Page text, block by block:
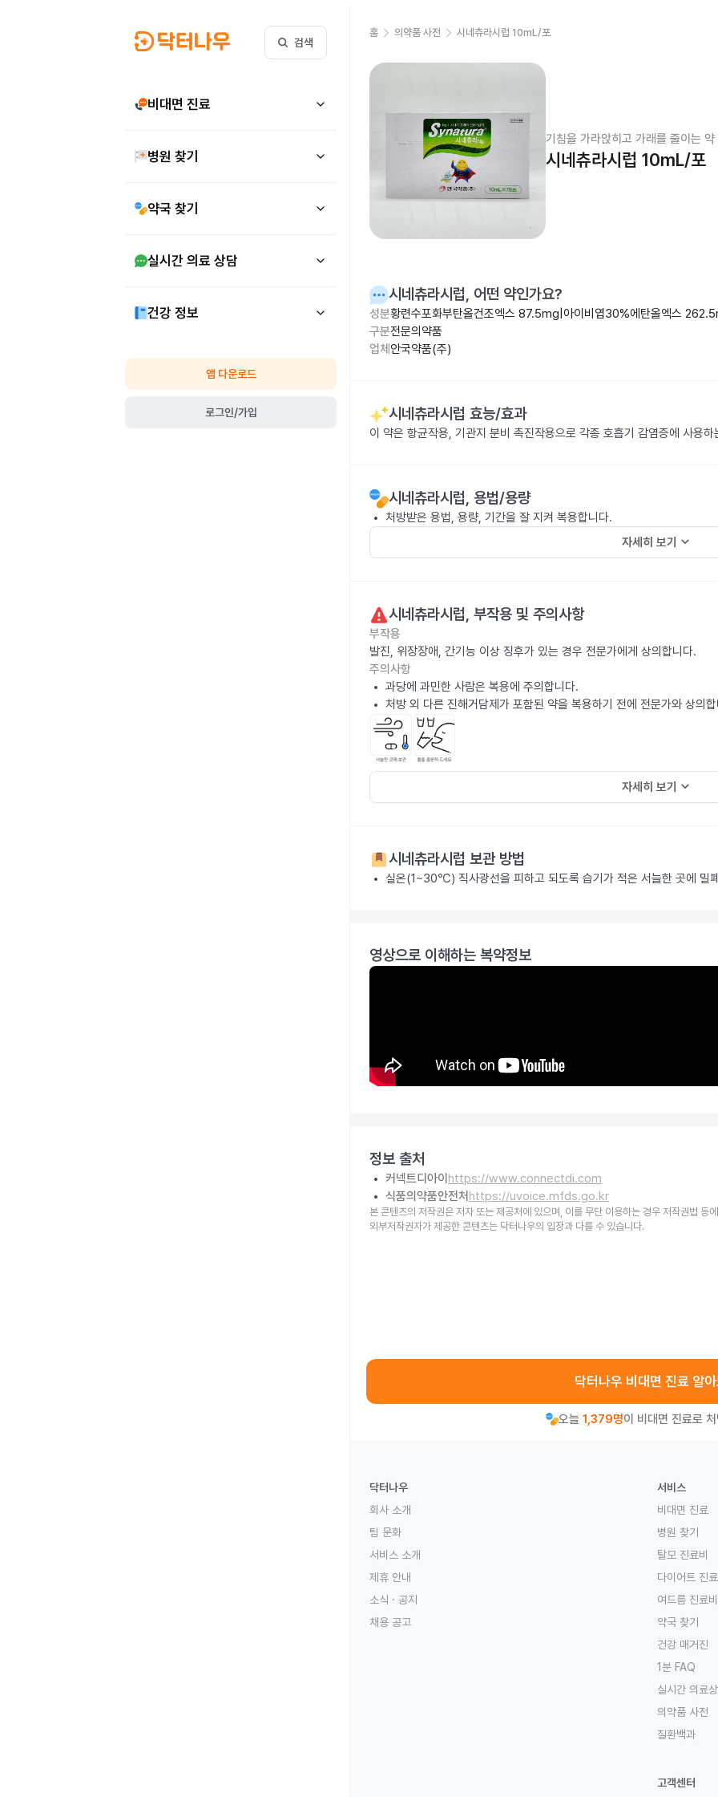
검색
비대면 진료
병원 찾기
약국 찾기
실시간 의료 상담
건강 정보
앱 다운로드
로그인/가입
홈 의약품 사전 시네츄라시럽 10mL/포
기침을 가라앉히고 가래를 줄이는 약
시네츄라시럽 10mL/포
시네츄라시럽, 어떤 약인가요?
성분황련수포화부탄올건조엑스 87.5mg|아이비엽30%에탄올엑스
구분전문의약품
업체 안국약품(주)
시네츄라시럽 효능/효과
이 약은 항균작용, 기관지 분비 촉진작용으로 각종 호흡기 감염증에 사용하
시네츄라시럽, 용법/용량
처방받은 용법, 용량, 기간을 잘 지켜 복용합니다.
자세히 보기 keyboard_arrow_down
시네츄라시럽, 부작용 및 주의사항
부작용
발진, 위장장애, 간기능 이상 징후가 있는 경우 전문가에게 상의합니다.
주의사항
과당에 과민한 사람은 복용에 주의합니다.
처방 외 다른 진해거담제가 포함된 약을 복용하기 전에 전문가와 상의
자세히 보기 keyboard_arrow_down
시네츄라시럽 보관 방법
실온(1~30℃) 직사광선을 피하고 되도록 습기가 적은 서늘한 곳에 밀
영상으로 이해하는 복약정보
정보 출처
커넥트디아이 https://www.connectdi.com
식품의약품안전처 https://uvoice.mfds.go.kr
본 콘텐츠의 저작권은 저자 또는 제공처에 있으며, 이를 무단 이용하는 경우 저작권법 등
외부저작권자가 제공한 콘텐츠는 닥터나우의 입장과 다를 수 있습니다.
닥터나우 비대면 진료 알아
오늘 1,379명이 비대면 진료로
닥터나우
회사 소개
팀 문화
서비스 소개
제휴 안내
소식 · 공지
채용 공고
서비스
비대면 진료
병원 찾기
탈모 진료비
다이어트 진료
여드름 진료비
약국 찾기
건강 매거진
1분 FAQ
실시간 의료
의약품 사전
질환백과
고객센터